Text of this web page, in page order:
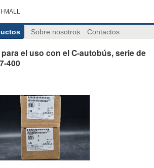
MALL
Sobre nosotros Contactos
el uso con el C-autobús, serie de
400